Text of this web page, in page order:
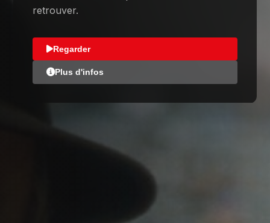
retrouver.
Regarder
Plus d'infos